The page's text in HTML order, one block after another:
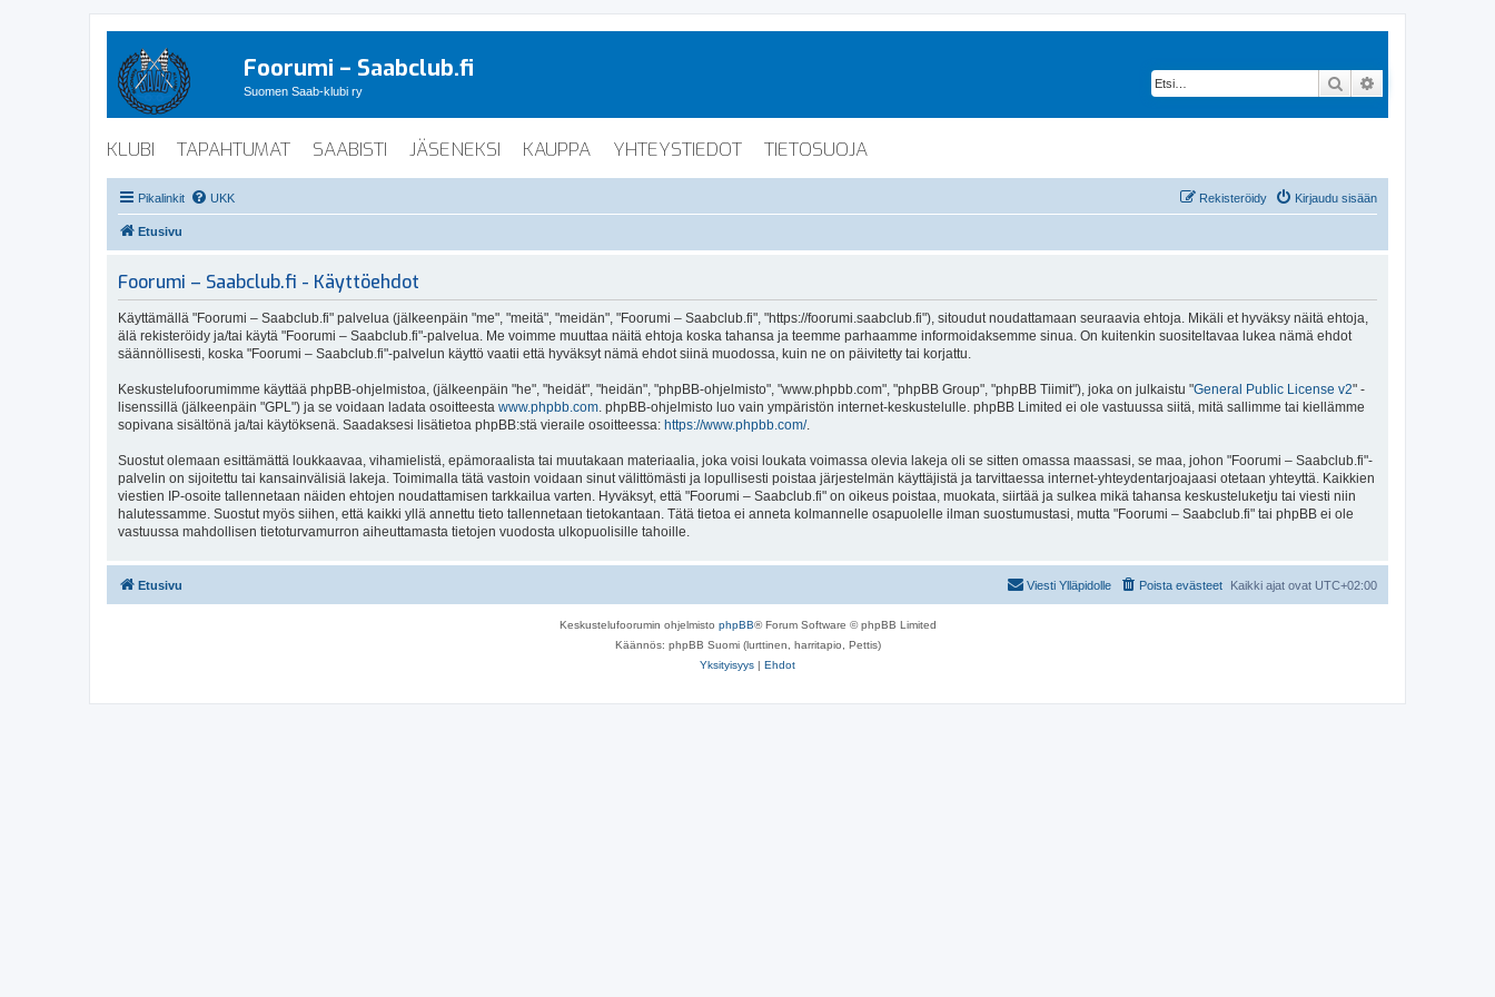
Foorumi – Saabclub.fi
Suomen Saab-klubi ry Etsi
KLUBI TAPAHTUMAT SAABISTI JÄSENEKSI KAUPPA YHTEYSTIEDOT TIETOSUOJA
Pikalinkit UKK Kirjaudu sisään
Rekisteröidy
Etusivu
Foorumi – Saabclub.fi - Käyttöehdot
Käyttämällä "Foorumi – Saabclub.fi" palvelua (jälkeenpäin "me", "meitä", "meidän", "Foorumi – Saabclub.fi", "https://foorumi.saabclub.fi"), sitoudut noudattamaan seuraavia ehtoja. Mikäli et hyväksy näitä ehtoja,
älä rekisteröidy ja/tai käytä "Foorumi – Saabclub.fi"-palvelua. Me voimme muuttaa näitä ehtoja koska tahansa ja teemme parhaamme informoidaksemme sinua. On kuitenkin suositeltavaa lukea nämä ehdot
säännöllisesti, koska "Foorumi – Saabclub.fi"-palvelun käyttö vaatii että hyväksyt nämä ehdot siinä muodossa, kuin ne on päivitetty tai korjattu.
Keskustelufoorumimme käyttää phpBB-ohjelmistoa, (jälkeenpäin "he", "heidät", "heidän", "phpBB-ohjelmisto", "www.phpbb.com", "phpBB Group", "phpBB Tiimit"), joka on julkaistu "General Public License v2" -
lisenssillä (jälkeenpäin "GPL") ja se voidaan ladata osoitteesta www.phpbb.com . phpBB-ohjelmisto luo vain ympäristön internet-keskustelulle. phpBB Limited ei ole vastuussa siitä, mitä sallimme tai kiellämme
sopivana sisältönä ja/tai käytöksenä. Saadaksesi lisätietoa phpBB:stä vieraile osoitteessa: https://www.phpbb.com/.
Suostut olemaan esittämättä loukkaavaa, vihamielistä, epämoraalista tai muutakaan materiaalia, joka voisi loukata voimassa olevia lakeja oli se sitten omassa maassasi, se maa, johon "Foorumi – Saabclub.fi"-
palvelin on sijoitettu tai kansainvälisiä lakeja. Toimimalla tätä vastoin voidaan sinut välittömästi ja lopullisesti poistaa järjestelmän käyttäjistä ja tarvittaessa internet-yhteydentarjoajaasi otetaan yhteyttä. Kaikkien
viestien IP-osoite tallennetaan näiden ehtojen noudattamisen tarkkailua varten. Hyväksyt, että "Foorumi – Saabclub.fi" on oikeus poistaa, muokata, siirtää ja sulkea mikä tahansa keskusteluketju tai viesti niin
halutessamme. Suostut myös siihen, että kaikki yllä annettu tieto tallennetaan tietokantaan. Tätä tietoa ei anneta kolmannelle osapuolelle ilman suostumustasi, mutta "Foorumi – Saabclub.fi" tai phpBB ei ole
vastuussa mahdollisen tietoturvamurron aiheuttamasta tietojen vuodosta ulkopuolisille tahoille.
Etusivu Kaikki ajat ovat UTC+02:00
Poista evästeet
Viesti Ylläpidolle
Keskustelufoorumin ohjelmisto phpBB® Forum Software © phpBB Limited
Käännös: phpBB Suomi (lurttinen, harritapio, Pettis)
Yksityisyys | Ehdot